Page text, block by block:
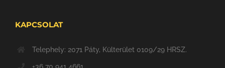
KAPCSOLAT
Telephely: 2071 Páty, Külterület 0109/29 HRSZ.